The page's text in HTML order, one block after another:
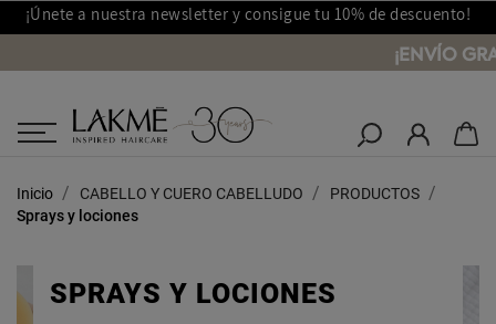
¡Únete a nuestra newsletter y consigue tu 10% de descuento!
¡ENVÍO
Salones Lakmé
Inicio CABELLO Y CUERO CABELLUDO
PRODUCTOS
Sprays y lociones
SPRAYS Y LOCIONES